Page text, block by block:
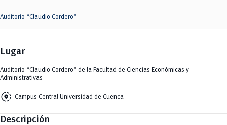
Auditorio “Claudio Cordero”
Lugar
Auditorio “Claudio Cordero” de la Facultad de Ciencias Económicas y
Administrativas
share_location Campus Central Universidad de Cuenca
Descripción